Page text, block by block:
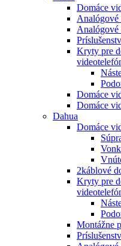
Domáce
Analógové
Analógové
Kryty pre
Domáce
Domáce
Dahua
Domáce
2káblové
Kryty pre
Montážne